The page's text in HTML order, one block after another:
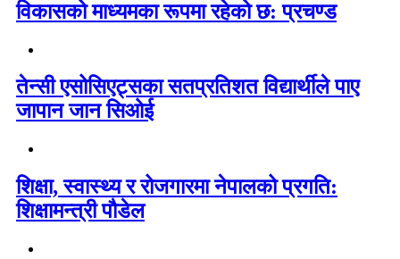
विकासको माध्यमका रूपमा रहेको छ: प्रचण्ड
तेन्सी एसोसिएट्सका सतप्रतिशत विद्यार्थीले पाए
जापान जान सिओई
शिक्षा, स्वास्थ्य र रोजगारमा नेपालको प्रगति:
शिक्षामन्त्री पौडेल